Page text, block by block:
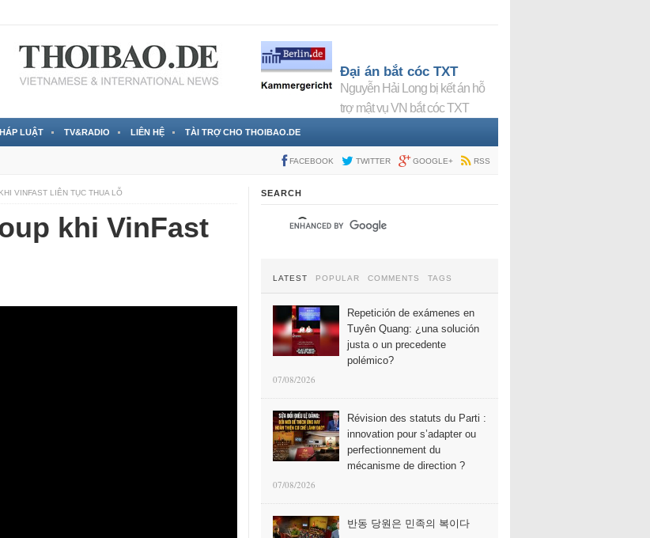
Đại án bắt cóc TXT
Nguyễn Hải Long bị kết án hỗ
trợ mật vụ VN bắt cóc TXT
LUẬT TV&RADIO LIÊN HỆ TÀI TRỢ CHO THOIBAO.DE
FACEBOOK TWITTER GOOGLE+ RSS
VINFAST LIÊN TỤC THUA LỖ
khi VinFast
SEARCH
LATEST POPULAR COMMENTS TAGS
Repetición de exámenes en
Tuyên Quang: ¿una solución
justa o un precedente
polémico?
07/08/2026
Révision des statuts du Parti :
innovation pour s’adapter ou
perfectionnement du
mécanisme de direction ?
07/08/2026
반동 당원은 민족의 복이다